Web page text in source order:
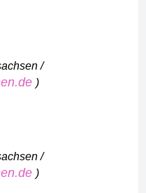
/
)
/
)